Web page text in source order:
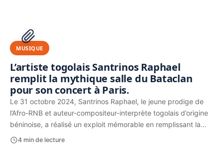
PUBLICITÉ
MUSIQUE
L’artiste togolais Santrinos Raphael
remplit la mythique salle du Bataclan
pour son concert à Paris.
Le 31 octobre 2024, Santrinos Raphael, le jeune prodige de
l’Afro-RNB et auteur-compositeur-interprète togolais d’origine
béninoise, a réalisé un exploit mémorable en remplissant la…
4 min de lecture